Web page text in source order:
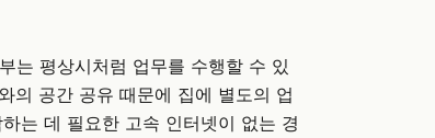
는 평상시처럼 업무를 수행할 수 있
의 공간 공유 때문에 집에 별도의 업
는 데 필요한 고속 인터넷이 없는 경